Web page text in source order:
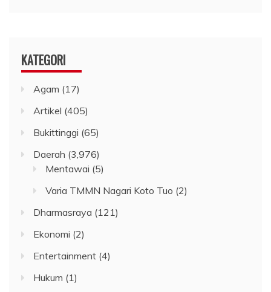
KATEGORI
Agam (17)
Artikel (405)
Bukittinggi (65)
Daerah (3,976)
Mentawai (5)
Varia TMMN Nagari Koto Tuo (2)
Dharmasraya (121)
Ekonomi (2)
Entertainment (4)
Hukum (1)